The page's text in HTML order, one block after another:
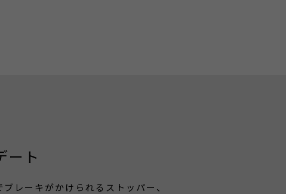
ート
レーキがかけられるストッパー、